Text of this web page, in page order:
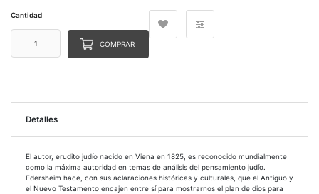
Cantidad
COMPRAR
Detalles
El autor, erudito judío nacido en Viena en 1825, es reconocido mundialmente
como la máxima autoridad en temas de análisis del pensamiento judío.
Edersheim hace, con sus aclaraciones históricas y culturales, que el Antiguo y
el Nuevo Testamento encajen entre sí para mostrarnos el plan de dios para